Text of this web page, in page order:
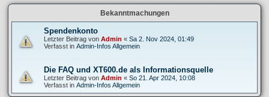
Bekanntmachungen
Spendenkonto
Letzter Beitrag von Admin « Sa 2. Nov 2024, 01:49
Verfasst in Admin-Infos Allgemein
Die FAQ und XT600.de als Informationsquelle
Letzter Beitrag von Admin « So 21. Apr 2024, 10:08
Verfasst in Admin-Infos Allgemein